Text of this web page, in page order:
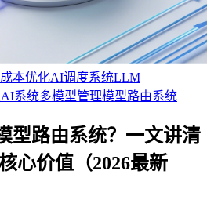
本优化AI调度系统LLM
系统多模型管理模型路由系统
型路由系统？一文讲清
心价值（2026最新